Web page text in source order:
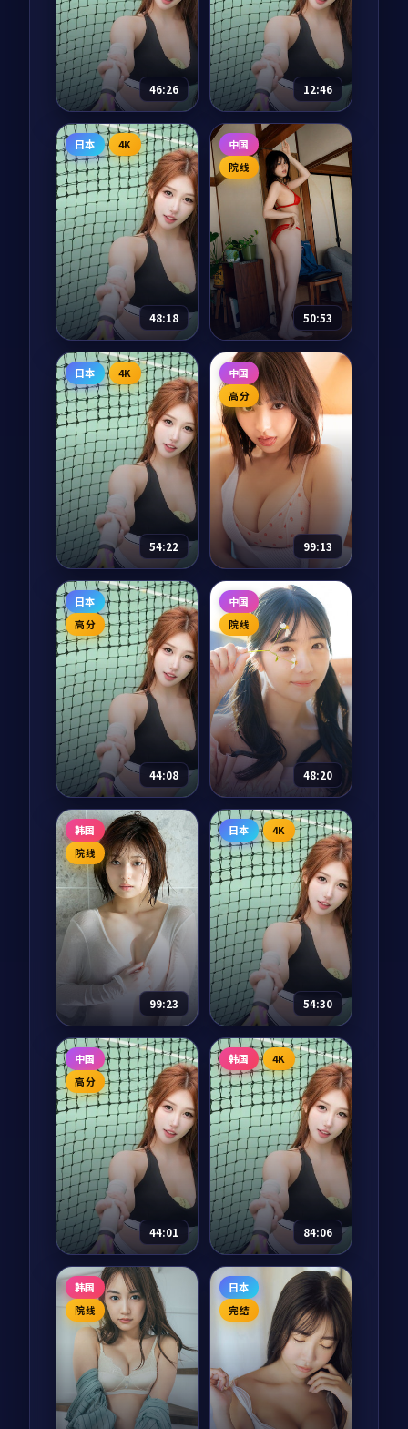
46:26
千里江山图
电视剧 2025
主演：张译、王凯 等
1936 年从上海到延安
的「千里护图」秘密
任务中，三个本毫不
相干的男女肩负把一
卷珍贵山河图安全送
达的责任。一路上每
一寸山河，都是被付
出过代价的故...
87,759 8.6 战争
12:46
我们的丝绸之路
纪录片 2025
主演： 任达华、陈坤
从长安到撒马尔罕、
从骆驼到中欧班列，
十二集纪录片把两千
年的丝绸之路重新走
了一遍。每一集都从
一件文物开始，回到
正在重新连接的当
下。
69,239 9.0 剧情
日本 4K
48:18
海风从南来
电视剧 2025
主演：长泽雅美、阿
部宽 等
冲绳石垣岛的潜水教
练志保收到一份来自
神户的旧明信片，落
款人正是十二年前在
岛上失踪的初恋。一
封封慢慢寄到的明信
片，把太平洋的风温
柔地吹回岸边。
85,811 8.7 爱情
中国
院线
50:53
山海有归人
电视剧 2025
主演：吴京、刘亦菲
等
《山海经》记载的
「归人」在 2087 年的
近未来再次现身，一
名考古学者在云南古
滇国遗址中破译出他
们留下的归航路径。
一场跨越上古与近未
来的冒险，重...
83,376 8.6 科幻
日本 4K
54:22
银河奇旅
动漫 2025
主演：神谷浩史、花
泽香菜 等
宇宙历 273 年，地球
少年宿星因为一次实
验事故意外被传送到
银河系另一端，他需
要在 365 天内集齐七
块碎片回到地球。每
一站他都遇到了一个
本不该...
63,395 8.7 科幻
中国
高分
99:13
北纬23度的春天
电影 2025
主演：周冬雨、朱亚
文 等
云南红河谷的国境小
城，咖啡庄园女主人
在春天迎来一位失忆
的旅客。他唯一记得
的信息只有「北纬 23
度」。一个春天的相
处，让两个迷路的人
各自找到归途...
73,636 8.6 剧情
日本
高分
44:08
春天的第一封信
电视剧 2025
主演：长泽雅美、苍
井优 等
横滨港的小邮局每年
三月一日会开放收寄
「春信」的服务。今
年第一封投递出的
「春信」从一封寻人
启事开始，把一段被
搁置的家族秘密慢慢
拆开。
90,681 8.6 剧情
中国
院线
48:20
春夜江湖记
电视剧 2025
主演：章子怡、吴磊
等
南宋绍兴年间，临安
城外的「春夜阁」是
江湖人歇脚的中转
站。茶博士苏婵儿每
晚听到的传奇，从一
个剑客失踪的春雨之
夜开始，串起整个江
南武林的暗流。
78,993 8.4 动作
韩国
院线
99:23
春日告别
电影 2025
主演：孙艺珍、李秉
宪 等
济州岛的春天来得很
慢，离婚律师徐妍熙
却在这一年突然决定
从首尔搬来。一位老
海女、一座废弃灯
塔、一段被她遗忘的
少女夏天，逐一从海
风里苏醒。
68,766 8.6 爱情
日本 4K
54:30
异世界面包店
动漫 2025
主演：花江夏树、茅
野爱衣
东京下町的小面包师
傅悠太在烤箱前打了
个盹，醒来发现自己
穿越到了一个面包失
传 200 年的异世界。
他用一袋酵母、一双
手，在魔王城下开起
了第一家面包...
65,343 8.6 喜剧
中国
高分
44:01
故里
电视剧 2025
主演：张译、海清 等
山西汾阳老城的最后
一辆夜班绿皮火车开
行前一年，三个本已
离开的中年人因父母
的一封电报先后回
韩国 4K
84:06
我家的小日子
综艺 2025
主演：
朴宝剑、金高
四位常年外景拍摄的
演员，被要求在镜头
前过整整十二周「不
出门」的家居生活。
韩国
院线
日本
完结